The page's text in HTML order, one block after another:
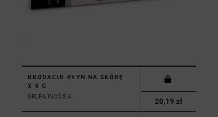
BRODACID PŁYN NA SKÓRĘ
X 8 G
GRUPA INCO S.A.
20,19 zł